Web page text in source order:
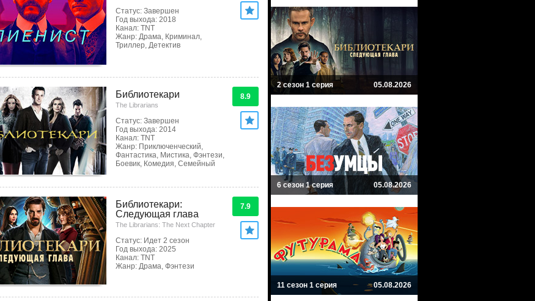
Статус: Завершен
Год выхода: 2018
Канал: TNT
Жанр: Драма, Криминал,
Триллер, Детектив
Библиотекари
The Librarians
Статус: Завершен
Год выхода: 2014
Канал: TNT
Жанр: Приключенческий,
Фантастика, Мистика, Фэнтези,
Боевик, Комедия, Семейный
8.9
Библиотекари:
Следующая глава
The Librarians: The Next Chapter
Статус: Идет 2 сезон
Год выхода: 2025
Канал: TNT
Жанр: Драма, Фэнтези
7.9
2 сезон 1 серия 05.08.2026
6 сезон 1 серия 05.08.2026
11 сезон 1 серия 05.08.2026